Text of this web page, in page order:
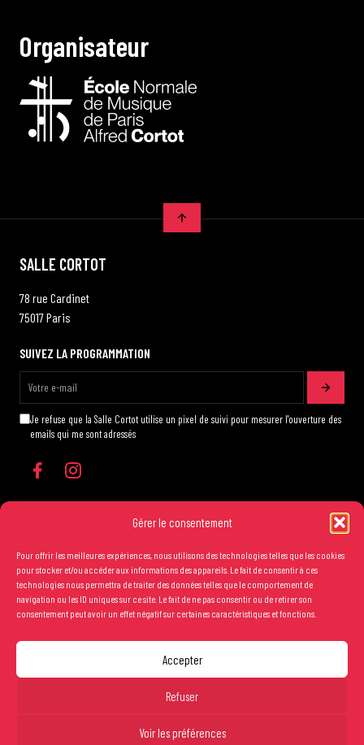
Gérer le consentement
Pour offrir les meilleures expériences, nous utilisons des technologies telles que les cookies
pour stocker et/ou accéder aux informations des appareils. Le fait de consentir à ces
technologies nous permettra de traiter des données telles que le comportement de
navigation ou les ID uniques sur ce site. Le fait de ne pas consentir ou de retirer son
consentement peut avoir un effet négatif sur certaines caractéristiques et fonctions.
Accepter
Refuser
Voir les préférences
Organisateur
SALLE CORTOT
78 rue Cardinet
75017 Paris
SUIVEZ LA PROGRAMMATION
Je refuse que la Salle Cortot utilise un pixel de suivi pour mesurer l'ouverture des
emails qui me sont adressés
Les conditions générales de vente
Mentions légales
Crédits
Copyright Salle Cortot © 2025 - Création studio